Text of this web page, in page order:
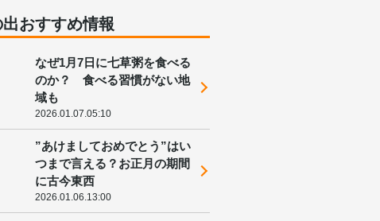
おすすめ情報
なぜ1月7日に七草粥を食べる
のか？ 食べる習慣がない地
域も
2026.01.07.05:10
”あけましておめでとう”はい
つまで言える？お正月の期間
に古今東西
2026.01.06.13:00